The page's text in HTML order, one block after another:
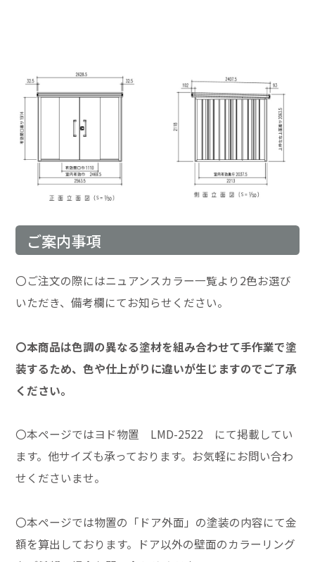
ご案内事項
〇ご注文の際にはニュアンスカラー一覧より2色お選び
いただき、備考欄にてお知らせください。
〇本商品は色調の異なる塗材を組み合わせて手作業で塗
装するため、色や仕上がりに違いが生じますのでご了承
ください。
〇本ページではヨド物置 LMD-2522 にて掲載してい
ます。他サイズも承っております。お気軽にお問い合わ
せくださいませ。
〇本ページでは物置の「ドア外面」の塗装の内容にて金
額を算出しております。ドア以外の壁面のカラーリング